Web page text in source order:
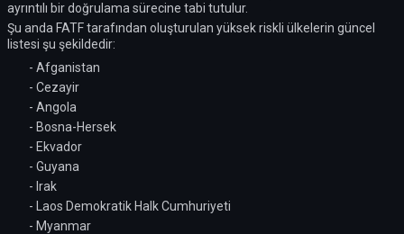
ayrıntılı bir doğrulama sürecine tabi tutulur.
Şu anda FATF tarafından oluşturulan yüksek riskli ülkelerin güncel
listesi şu şekildedir:
- Afganistan
- Cezayir
- Angola
- Bosna-Hersek
- Ekvador
- Guyana
- Irak
- Laos Demokratik Halk Cumhuriyeti
- Myanmar